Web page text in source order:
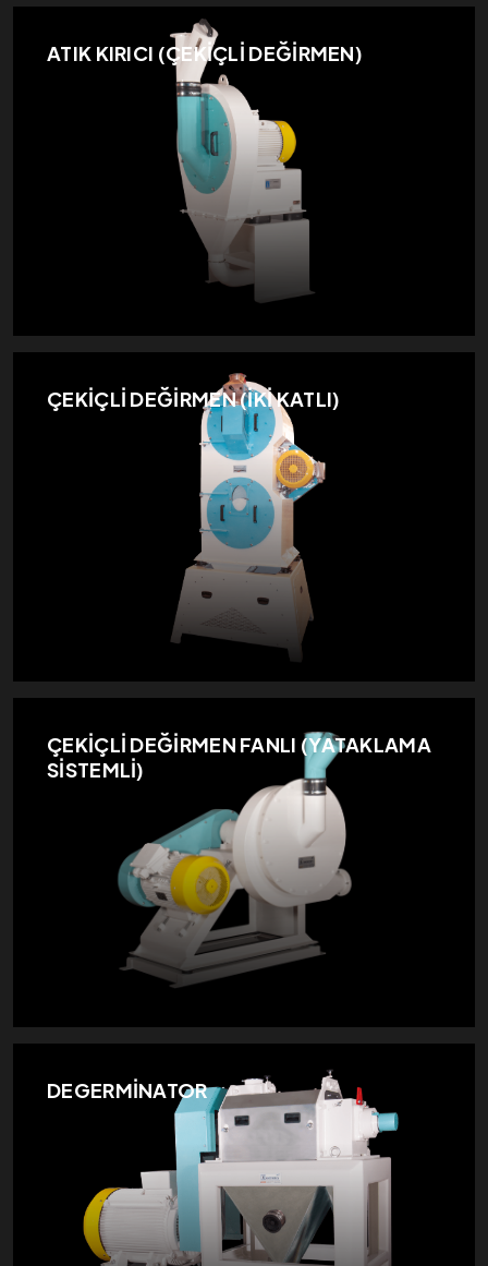
ATIK KIRICI (ÇEKİÇLİ DEĞİRMEN)
ÇEKİÇLİ DEĞİRMEN (İKİ KATLI)
ÇEKİÇLİ DEĞİRMEN FANLI (YATAKLAMA
SİSTEMLİ)
DEGERMİNATOR